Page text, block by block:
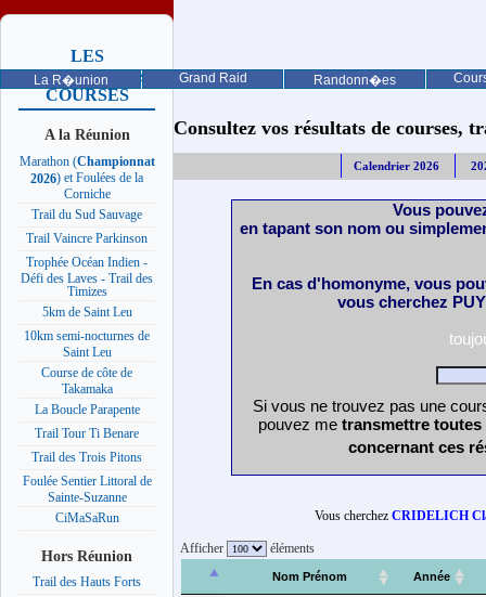
La R�union Grand Raid Randonn�es
LES
PROCHAINES
COURSES
A la Réunion
Marathon (Championnat
2026) et Foulées de la
Corniche
Trail du Sud Sauvage
Trail Vaincre Parkinson
Trophée Océan Indien -
Défi des Laves - Trail des
Timizes
5km de Saint Leu
10km semi-nocturnes de
Saint Leu
Course de côte de
Takamaka
La Boucle Parapente
Trail Tour Ti Benare
Trail des Trois Pitons
Foulée Sentier Littoral de
Sainte-Suzanne
CiMaSaRun
Hors Réunion
Trail des Hauts Forts
Consultez vos résultats de courses,
Calendrier 2026
Vous
en tapant son nom ou
En cas d'homonyme, vous
vous cherchez
Si vous ne trouvez pas une
pouvez me transmettre
concernant ces
Vous cherchez CRIDELICH
Afficher éléments
Nom Prénom Année